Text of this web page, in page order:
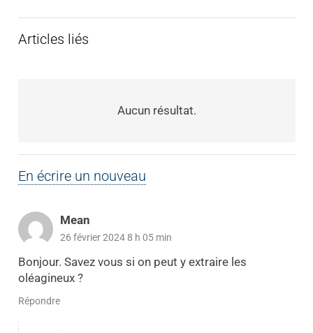
Articles liés
Aucun résultat.
En écrire un nouveau
Mean
26 février 2024 8 h 05 min
Bonjour. Savez vous si on peut y extraire les
oléagineux ?
Répondre